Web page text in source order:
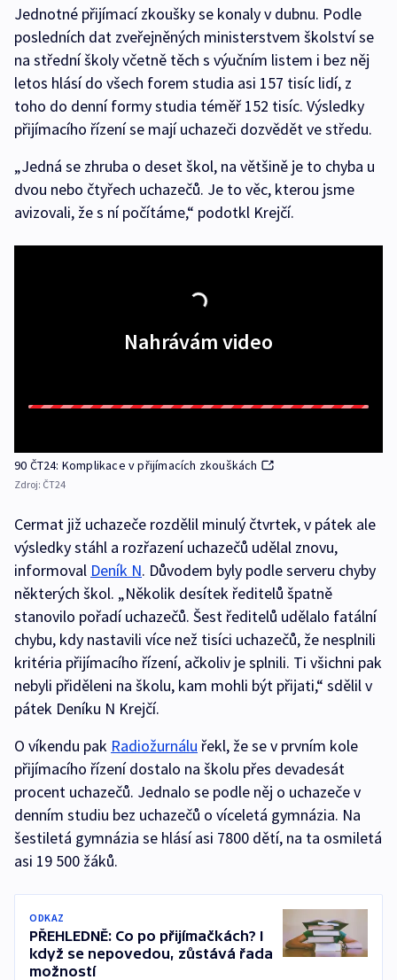
Jednotné přijímací zkoušky se konaly v dubnu. Podle
posledních dat zveřejněných ministerstvem školství se
na střední školy včetně těch s výučním listem i bez něj
letos hlásí do všech forem studia asi 157 tisíc lidí, z
toho do denní formy studia téměř 152 tisíc. Výsledky
přijímacího řízení se mají uchazeči dozvědět ve středu.
„Jedná se zhruba o deset škol, na většině je to chyba u
dvou nebo čtyřech uchazečů. Je to věc, kterou jsme
avizovali, že s ní počítáme,“ podotkl Krejčí.
Nahrávám video
90 ČT24: Komplikace v přijímacích zkouškách
Zdroj: ČT24
Cermat již uchazeče rozdělil minulý čtvrtek, v pátek ale
výsledky stáhl a rozřazení uchazečů udělal znovu,
informoval Deník N. Důvodem byly podle serveru chyby
některých škol. „Několik desítek ředitelů špatně
stanovilo pořadí uchazečů. Šest ředitelů udělalo fatální
chybu, kdy nastavili více než tisíci uchazečů, že nesplnili
kritéria přijímacího řízení, ačkoliv je splnili. Ti všichni pak
nebyli přiděleni na školu, kam mohli být přijati,“ sdělil v
pátek Deníku N Krejčí.
O víkendu pak Radiožurnálu řekl, že se v prvním kole
přijímacího řízení dostalo na školu přes devadesát
procent uchazečů. Jednalo se podle něj o uchazeče v
denním studiu bez uchazečů o víceletá gymnázia. Na
šestiletá gymnázia se hlásí asi 7800 dětí, na ta osmiletá
asi 19 500 žáků.
ODKAZ
PŘEHLEDNĚ: Co po přijímačkách? I
když se nepovedou, zůstává řada
možností